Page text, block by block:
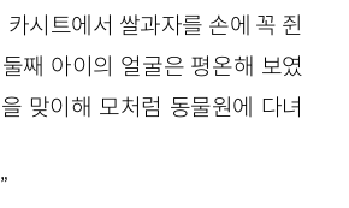
시트에서 쌀과자를 손에 꼭 쥔
째 아이의 얼굴은 평온해 보였
맞이해 모처럼 동물원에 다녀